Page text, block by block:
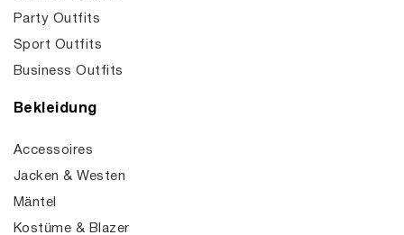
Party Outfits
Sport Outfits
Business Outfits
Bekleidung
Accessoires
Jacken & Westen
Mäntel
Kostüme & Blazer